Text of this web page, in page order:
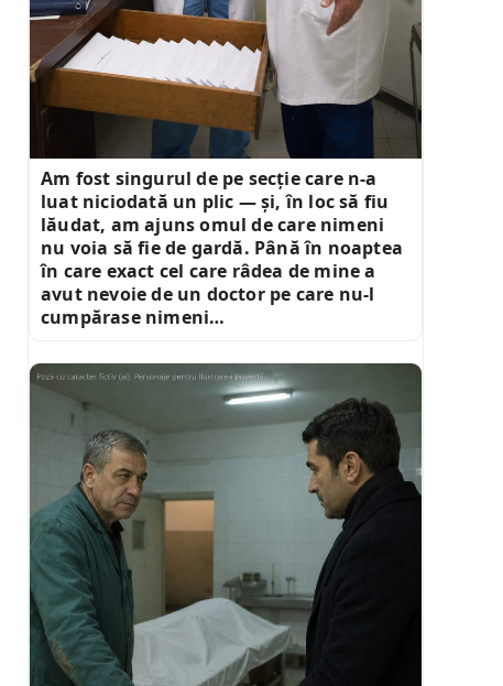
Am fost singurul de pe secție care n-a
luat niciodată un plic — și, în loc să fiu
lăudat, am ajuns omul de care nimeni
nu voia să fie de gardă. Până în noaptea
în care exact cel care râdea de mine a
avut nevoie de un doctor pe care nu-l
cumpărase nimeni…